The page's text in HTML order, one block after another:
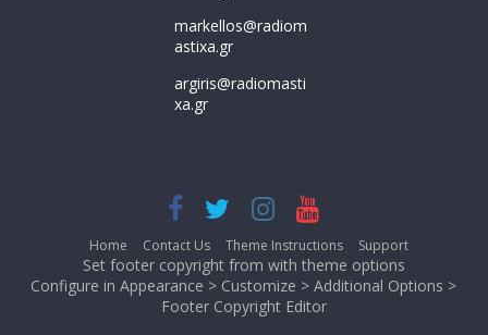
markellos@radiom
astixa.gr
argiris@radiomasti
xa.gr
Home Contact Us Theme Instructions Support
Set footer copyright from with theme options
Configure in Appearance > Customize > Additional Options >
Footer Copyright Editor